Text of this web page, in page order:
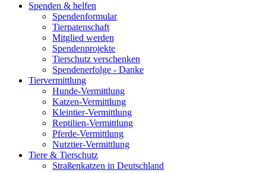
Spenden & helfen
Spendenformular
Tierpatenschaft
Mitglied werden
Spendenprojekte
Tierschutz verschenken
Spendenerfolge - Danke
Tiervermittlung
Hunde-Vermittlung
Katzen-Vermittlung
Kleintier-Vermittlung
Reptilien-Vermittlung
Pferde-Vermittlung
Nutztier-Vermittlung
Tiere & Tierschutz
Straßenkatzen in Deutschland